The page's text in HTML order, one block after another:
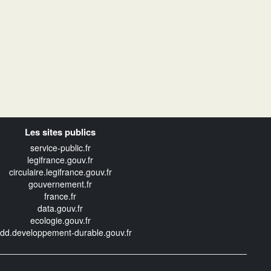
Les sites publics
service-public.fr
legifrance.gouv.fr
circulaire.legifrance.gouv.fr
gouvernement.fr
france.fr
data.gouv.fr
ecologie.gouv.fr
durable.gouv.fr